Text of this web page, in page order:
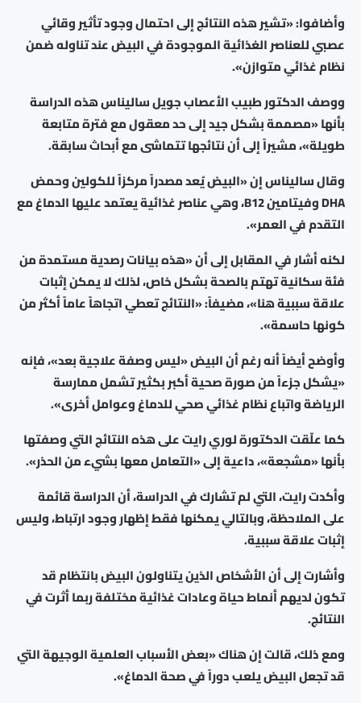
وأضافوا: «تشير هذه النتائج إلى احتمال وجود تأثير وقائي
عصبي للعناصر الغذائية الموجودة في البيض عند تناوله ضمن
نظام غذائي متوازن».
ووصف الدكتور طبيب الأعصاب جويل ساليناس هذه الدراسة
بأنها «مصممة بشكل جيد إلى حد معقول مع فترة متابعة
طويلة»، مشيراً إلى أن نتائجها تتماشى مع أبحاث سابقة.
وقال ساليناس إن «البيض يُعد مصدراً مركزاً للكولين وحمض
DHA وفيتامين B12، وهي عناصر غذائية يعتمد عليها الدماغ مع
التقدم في العمر».
لكنه أشار في المقابل إلى أن «هذه بيانات رصدية مستمدة من
فئة سكانية تهتم بالصحة بشكل خاص، لذلك لا يمكن إثبات
علاقة سببية هنا»، مضيفاً: «النتائج تعطي اتجاهاً عاماً أكثر من
كونها حاسمة».
وأوضح أيضاً أنه رغم أن البيض «ليس وصفة علاجية بعد»، فإنه
«يشكل جزءاً من صورة صحية أكبر بكثير تشمل ممارسة
الرياضة واتباع نظام غذائي صحي للدماغ وعوامل أخرى».
كما علّقت الدكتورة لوري رايت على هذه النتائج التي وصفتها
بأنها «مشجعة»، داعية إلى «التعامل معها بشيء من الحذر».
وأكدت رايت، التي لم تشارك في الدراسة، أن الدراسة قائمة
على الملاحظة، وبالتالي يمكنها فقط إظهار وجود ارتباط، وليس
إثبات علاقة سببية.
وأشارت إلى أن الأشخاص الذين يتناولون البيض بانتظام قد
تكون لديهم أنماط حياة وعادات غذائية مختلفة ربما أثرت في
النتائج.
ومع ذلك، قالت إن هناك «بعض الأسباب العلمية الوجيهة التي
قد تجعل البيض يلعب دوراً في صحة الدماغ».